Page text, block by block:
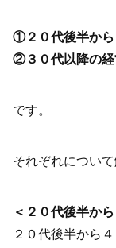
①２０代後半から
②３０代以降の経
です。
それぞれについ
＜２０代後半か
２０代後半から